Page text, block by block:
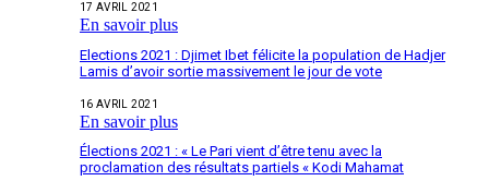
17 AVRIL 2021
En savoir plus
Elections 2021 : Djimet Ibet félicite la population de Hadjer
Lamis d’avoir sortie massivement le jour de vote
16 AVRIL 2021
En savoir plus
Élections 2021 : « Le Pari vient d’être tenu avec la
proclamation des résultats partiels « Kodi Mahamat